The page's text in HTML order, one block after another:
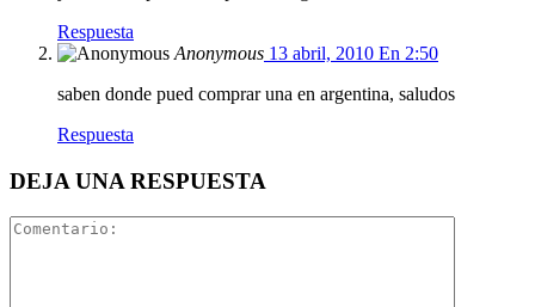
Respuesta
Anonymous 13 abril, 2010 En 2:50
saben donde pued comprar una en argentina, saludos
Respuesta
DEJA UNA RESPUESTA